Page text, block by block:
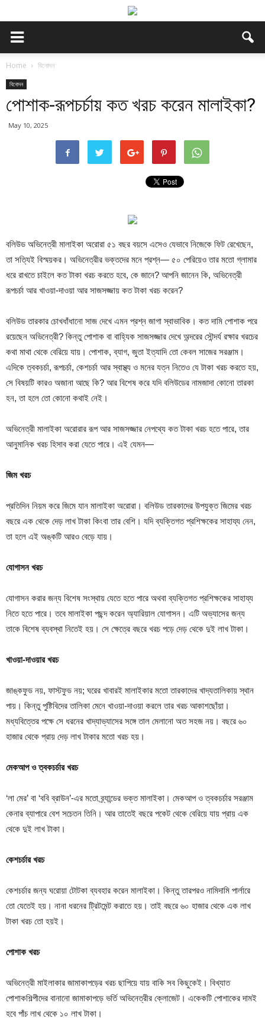
Home বিনোদন
বিনোদন
পোশাক-রূপচর্চায় কত খরচ করেন মালাইকা?
May 10, 2025
বলিউড অভিনেত্রী মালাইকা অরোরা ৫১ বছর বয়সে এসেও যেভাবে নিজেকে ফিট রেখেছেন,
তা সত্যিই বিস্ময়কর। অভিনেত্রীর ভক্তদের মনে প্রশ্ন— ৫০ পেরিয়েও তার মতো গ্লামার
ধরে রাখতে চাইলে কত টাকা খরচ করতে হবে, কে জানে? আপনি জানেন কি, অভিনেত্রী
রূপচর্চা আর খাওয়া-দাওয়া আর সাজসজ্জায় কত টাকা খরচ করেন?
বলিউড তারকার চোখধাঁধানো সাজ দেখে এমন প্রশ্ন জাগা স্বাভাবিক। কত দামি পোশাক পরে
রয়েছেন অভিনেত্রী? কিন্তু পোশাক বা বাহ্যিক সাজসজ্জার দেখে অন্দরের সৌন্দর্য রক্ষার খরচের
কথা মাথা থেকে বেরিয়ে যায়। পোশাক, ব্যাগ, জুতা ইত্যাদি তো কেবল সাজের সরঞ্জাম।
এদিকে ত্বকচর্চা, রূপচর্চা, কেশচর্চা আর স্বাস্থ্য ও মনের যত্ন নিতেও যে টাকা খরচ করতে হয়,
সে বিষয়টি কারও অজানা আছে কি? আর বিশেষ করে যদি বলিউডের নামজাদা কোনো তারকা
হন, তা হলে তো কোনো কথাই নেই।
অভিনেত্রী মালাইকা অরোরার রূপ আর সাজসজ্জার নেপথ্যে কত টাকা খরচ হতে পারে, তার
আনুমানিক খরচ হিসাব করা যেতে পারে। এই যেমন—
জিম খরচ
প্রতিদিন নিয়ম করে জিমে যান মালাইকা অরোরা। বলিউড তারকাদের উপযুক্ত জিমের খরচ
বছরে এক থেকে দেড় লাখ টাকা কিংবা তার বেশি। যদি ব্যক্তিগত প্রশিক্ষকের সাহায্য নেন,
তা হলে এই অঙ্কটি আরও বেড়ে যায়।
যোগাসন খরচ
যোগাসন করার জন্য বিশেষ সংস্থায় যেতে হতে পারে অথবা ব্যক্তিগত প্রশিক্ষকের সাহায্য
নিতে হতে পারে। তবে মালাইকা পছন্দ করেন অ্যারিয়াল যোগাসন। এটি অভ্যাসের জন্য
তাকে বিশেষ ব্যবস্থা নিতেই হয়। সে ক্ষেত্রে বছরে খরচ পড়ে দেড় থেকে দুই লাখ টাকা।
খাওয়া-দাওয়ার খরচ
জাঙ্কফুড নয়, ফাস্টফুড নয়; ঘরের খাবারই মালাইকার মতো তারকাদের খাদ্যতালিকায় স্থান
পায়। কিন্তু পুষ্টিবিদের তালিকা মেনে খাওয়া-দাওয়া করলে তার খরচ আকাশছোঁয়া।
মধ্যবিত্তের পক্ষে সে ধরনের খাদ্যাভ্যাসের সঙ্গে তাল মেলানো অত সহজ নয়। বছরে ৬০
হাজার থেকে প্রায় দেড় লাখ টাকার মতো খরচ হয়।
মেকআপ ও ত্বকচর্চার খরচ
‘লা মের’ বা ‘ববি ব্রাউন’-এর মতো ব্র্যান্ডের ভক্ত মালাইকা। মেকআপ ও ত্বকচর্চার সরঞ্জাম
কেনার ব্যাপারে বেশ সচেতন তিনি। আর তাতেই বছরে পকেট থেকে বেরিয়ে যায় প্রায় এক
থেকে দুই লাখ টাকা।
কেশচর্চার খরচ
কেশচর্চার জন্য ঘরোয়া টোটকা ব্যবহার করেন মালাইকা। কিন্তু তারপরও নামিদামি পার্লারে
তো যেতেই হয়। নানা ধরনের ট্রিটমেন্ট করাতে হয়। তাই বছরে ৬০ হাজার থেকে এক লাখ
টাকা খরচ তো হয়ই।
পোশাক খরচ
অভিনেত্রী মাইলাকার জামাকাপড়ের খরচ ছাপিয়ে যায় বাকি সব কিছুকেই। বিখ্যাত
পোশাকশিল্পীদের বানানো জামাকাপড়ে ভর্তি অভিনেত্রীর ক্লোজেট। একেকটি পোশাকের দামই
হবে পাঁচ লাখ থেকে ১০ লাখ টাকা।